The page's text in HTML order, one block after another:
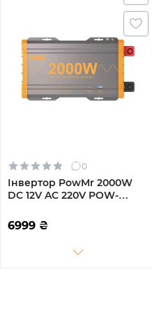
0
Інвертор PowMr 2000W
DC 12V AC 220V POW-
6999 ₴